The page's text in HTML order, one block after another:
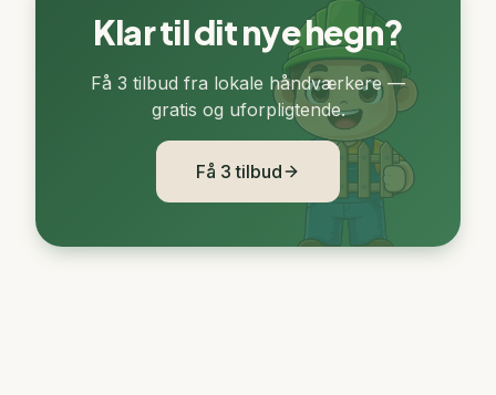
Klar til dit nye hegn?
Få 3 tilbud fra lokale håndværkere —
gratis og uforpligtende.
Få 3 tilbud